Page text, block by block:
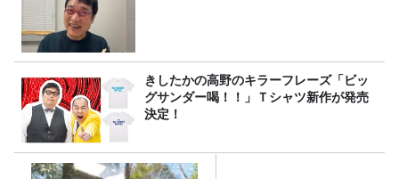
きしたかの高野のキラーフレーズ「ビッ
グサンダー喝！！」Ｔシャツ新作が発売
決定！